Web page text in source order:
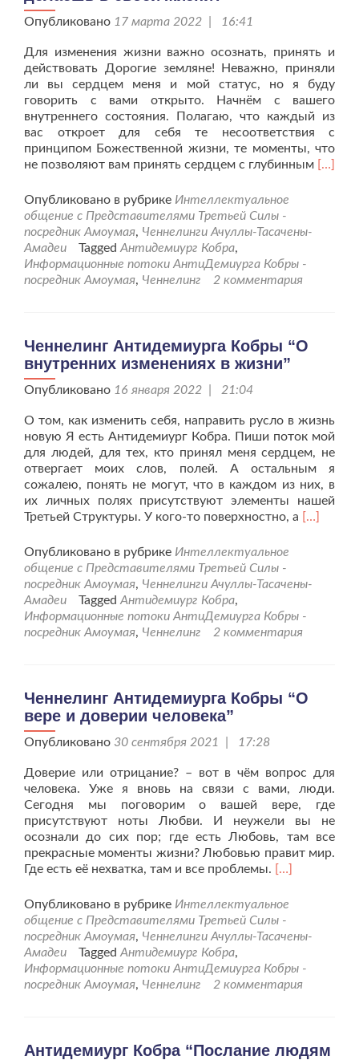
Опубликовано 17 марта 2022 | 16:41
Для изменения жизни важно осознать, принять и
действовать Дорогие земляне! Неважно, приняли
ли вы сердцем меня и мой статус, но я буду
говорить с вами открыто. Начнём с вашего
внутреннего состояния. Полагаю, что каждый из
вас откроет для себя те несоответствия с
принципом Божественной жизни, те моменты, что
не позволяют вам принять сердцем с глубинным Читать
[…]
Опубликовано в рубрике Интеллектуальное
общение с Представителями Третьей Силы -
посредник Амоумая, Ченнелинги Ачуллы-Тасачены-
Амадеи
Tagged Антидемиург Кобра,
Информационные потоки АнтиДемиурга Кобры -
посредник Амоумая, Ченнелинг 2 комментария
Ченнелинг Антидемиурга Кобры “О
внутренних изменениях в жизни”
Опубликовано 16 января 2022 | 21:04
О том, как изменить себя, направить русло в жизнь
новую Я есть Антидемиург Кобра. Пиши поток мой
для людей, для тех, кто принял меня сердцем, не
отвергает моих слов, полей. А остальным я
сожалею, понять не могут, что в каждом из них, в
их личных полях присутствуют элементы нашей
Третьей Структуры. У кого-то поверхностно, а Читать
Кобры
[…]
Опубликовано в рубрике Интеллектуальное
общение с Представителями Третьей Силы -
посредник Амоумая, Ченнелинги Ачуллы-Тасачены-
Амадеи
Tagged Антидемиург Кобра,
Информационные потоки АнтиДемиурга Кобры -
посредник Амоумая, Ченнелинг 2 комментария
Ченнелинг Антидемиурга Кобры “О
вере и доверии человека”
Опубликовано 30 сентября 2021 | 17:28
Доверие или отрицание? – вот в чём вопрос для
человека. Уже я вновь на связи с вами, люди.
Сегодня мы поговорим о вашей вере, где
присутствуют ноты Любви. И неужели вы не
осознали до сих пор; где есть Любовь, там все
прекрасные моменты жизни? Любовью правит мир.
Где есть её нехватка, там и все проблемы. Читать
проЧеннелинг
Антидемиурга
Кобры
вере
и
[…]
Опубликовано в рубрике Интеллектуальное
общение с Представителями Третьей Силы -
посредник Амоумая, Ченнелинги Ачуллы-Тасачены-
Амадеи
Tagged Антидемиург Кобра,
Информационные потоки АнтиДемиурга Кобры -
посредник Амоумая, Ченнелинг 2 комментария
Антидемиург Кобра “Послание людям